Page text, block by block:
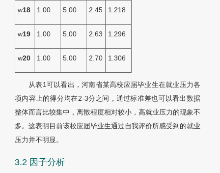
w18 1.00 5.00 2.45 1.218
w19 1.00 5.00 2.63 1.296
w20 1.00 5.00 2.70 1.306
从表1可以看出，河南省某高校应届毕业生在就业压力各
项内容上的得分均在2-3分之间，通过标准差也可以看出数据
整体而言比较集中，离散程度相对较小，高就业压力的现象不
多。这表明目前该校应届毕业生通过自我评价所感受到的就业
压力并不明显。
3.2 因子分析